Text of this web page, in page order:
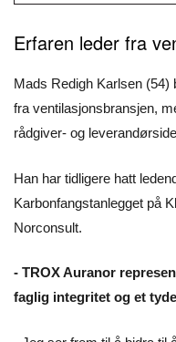
Erfaren leder fra
Mads Redigh Karlsen (54)
fra ventilasjonsbransjen,
rådgiver- og
Han har tidligere hatt
Karbonfangstanlegget på
Norconsult.
- TROX Auranor
faglig integritet og et